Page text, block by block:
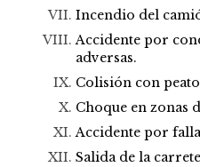
Incendio del
Accidente por
adversas.
Colisión con
Choque en zonas
Accidente por
Salida de la